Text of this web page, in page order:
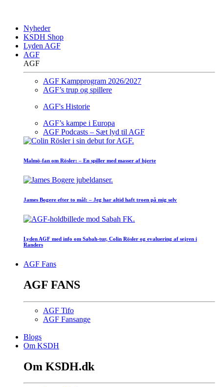
Nyheder
KSDH Shop
Lyden AGF
AGF
AGF
AGF Kampprogram 2026/2027
AGF’s trup og spillere
AGF's Historie
AGF’s kampe i Europa
AGF Podcasts – Sæt lyd til AGF
Malmö-fan om Rösler: – En spiller med masser af hjerte
James Bogere efter to mål: – Jeg har altid haft troen på mig selv
Lyden AGF med info om Sabah-tur, Colin Rösler og evaluering af sejren i
Randers
AGF Fans
AGF FANS
AGF Tifo
AGF Fansange
Blogs
Om KSDH
Om KSDH.dk